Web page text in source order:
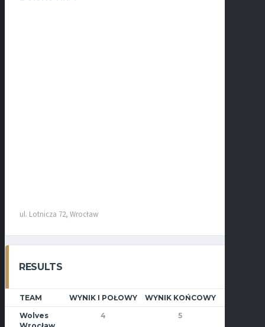
ul. Lotnicza 72, Wrocław
RESULTS
TEAM WYNIK I POŁOWY WYNIK KOŃCOWY
Wolves
4 5